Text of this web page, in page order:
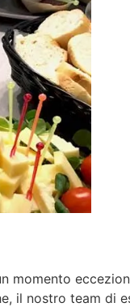
momento
il nostro team di